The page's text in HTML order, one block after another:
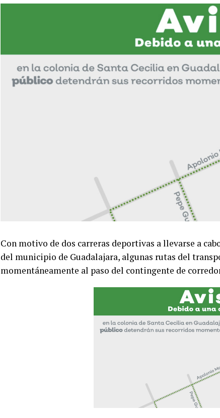
Con motivo de dos carreras deportivas a llevarse a
del municipio de Guadalajara, algunas rutas del
momentáneamente al paso del contingente de